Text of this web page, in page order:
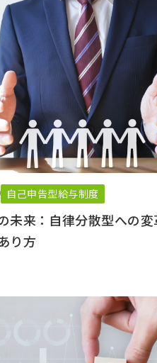
自己申告型給与制度
未来：自律分散型への
り方